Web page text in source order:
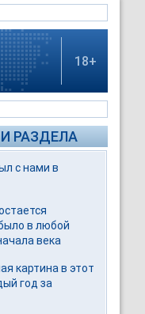
18+
РАЗДЕЛА
с нами в
в любой
века
картина в этот
год за